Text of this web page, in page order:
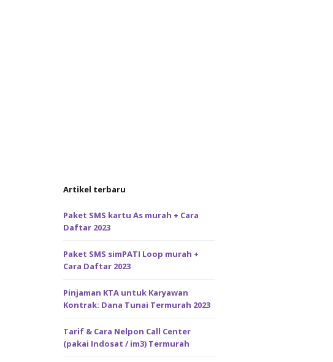
Artikel terbaru
Paket SMS kartu As murah + Cara
Daftar 2023
Paket SMS simPATI Loop murah +
Cara Daftar 2023
Pinjaman KTA untuk Karyawan
Kontrak: Dana Tunai Termurah 2023
Tarif & Cara Nelpon Call Center
(pakai Indosat / im3) Termurah